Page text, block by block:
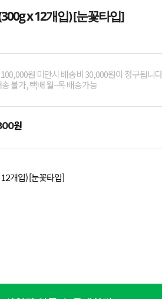
x 12개입) [눈꽃타입]
원 미만시 배송비 30,000원이 청구됩니
불가, 택배 월~목 배송가능
원
개입) [눈꽃타입]